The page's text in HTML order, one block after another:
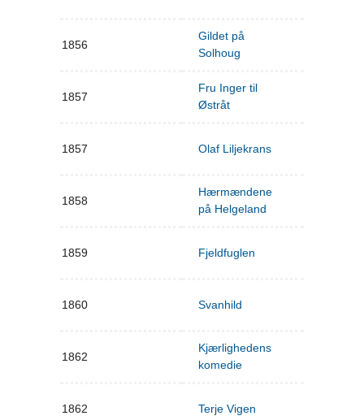
1856
Gildet på
Solhoug
1857
Fru Inger til
Østråt
1857 Olaf Liljekrans
1858
Hærmændene
på Helgeland
1859 Fjeldfuglen
1860 Svanhild
1862
Kjærlighedens
komedie
1862 Terje Vigen